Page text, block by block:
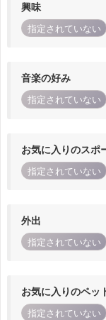
興味
指定されていない
音楽の好み
指定されていない
お気に入りのスポ
指定されていない
外出
指定されていない
お気に入りのペッ
指定されていない